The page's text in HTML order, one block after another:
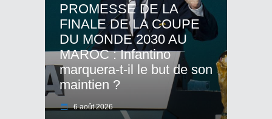
PROMESSE DE LA
FINALE DE LA COUPE
DU MONDE 2030 AU
MAROC : Infantino
marquera-t-il le but de son
maintien ?
6 août 2026